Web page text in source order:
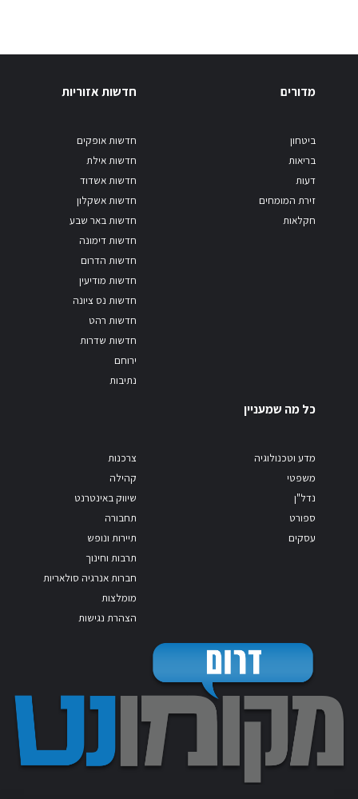
מדורים
ביטחון
בריאות
דעות
זירת המומחים
חקלאות
חדשות אזוריות
חדשות אופקים
חדשות אילת
חדשות אשדוד
חדשות אשקלון
חדשות באר שבע
חדשות דימונה
חדשות הדרום
חדשות מודיעין
חדשות נס ציונה
חדשות רהט
חדשות שדרות
ירוחם
נתיבות
כל מה שמעניין
מדע וטכנולוגיה
משפטי
נדל"ן
ספורט
עסקים
צרכנות
קהילה
שיווק באינטרנט
תחבורה
תיירות ונופש
תרבות וחינוך
חברות אנרגיה סולאריות
מומלצות
הצהרת נגישות